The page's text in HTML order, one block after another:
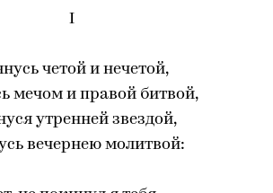
I
четой и нечетой,
мечом и правой битвой,
утренней звездой,
вечернею молитвой: